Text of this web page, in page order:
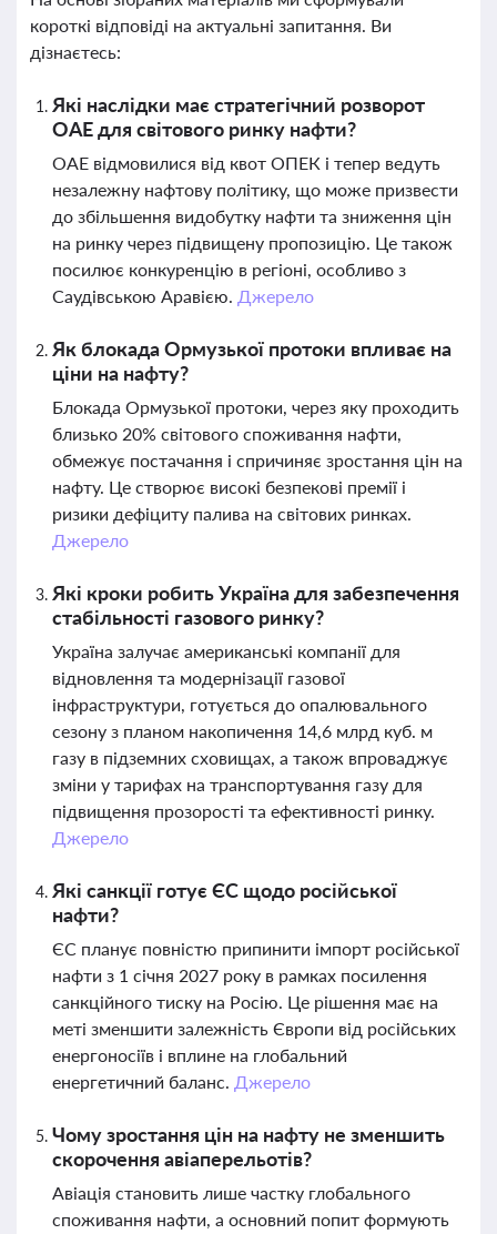
короткі відповіді на актуальні запитання. Ви
дізнаєтесь:
Які наслідки має стратегічний розворот
ОАЕ для світового ринку нафти?
ОАЕ відмовилися від квот ОПЕК і тепер ведуть
незалежну нафтову політику, що може призвести
до збільшення видобутку нафти та зниження цін
на ринку через підвищену пропозицію. Це також
посилює конкуренцію в регіоні, особливо з
Саудівською Аравією. Джерело
Як блокада Ормузької протоки впливає на
ціни на нафту?
Блокада Ормузької протоки, через яку проходить
близько 20% світового споживання нафти,
обмежує постачання і спричиняє зростання цін на
нафту. Це створює високі безпекові премії і
ризики дефіциту палива на світових ринках.
Джерело
Які кроки робить Україна для забезпечення
стабільності газового ринку?
Україна залучає американські компанії для
відновлення та модернізації газової
інфраструктури, готується до опалювального
сезону з планом накопичення 14,6 млрд куб. м
газу в підземних сховищах, а також впроваджує
зміни у тарифах на транспортування газу для
підвищення прозорості та ефективності ринку.
Джерело
Які санкції готує ЄС щодо російської
нафти?
ЄС планує повністю припинити імпорт російської
нафти з 1 січня 2027 року в рамках посилення
санкційного тиску на Росію. Це рішення має на
меті зменшити залежність Європи від російських
енергоносіїв і вплине на глобальний
енергетичний баланс. Джерело
Чому зростання цін на нафту не зменшить
скорочення авіаперельотів?
Авіація становить лише частку глобального
споживання нафти, а основний попит формують